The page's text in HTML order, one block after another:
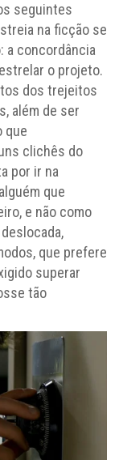
seguintes
na ficção se
a concordância
o projeto.
dos trejeitos
além de ser
que
clichês do
por ir na
que
e não como
que prefere
superar
tão